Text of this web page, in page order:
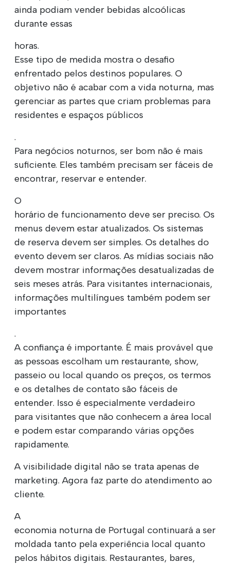
ainda podiam vender bebidas alcoólicas
durante essas
horas.
Esse tipo de medida mostra o desafio
enfrentado pelos destinos populares. O
objetivo não é acabar com a vida noturna, mas
gerenciar as partes que criam problemas para
residentes e espaços públicos
.
Para negócios noturnos, ser bom não é mais
suficiente. Eles também precisam ser fáceis de
encontrar, reservar e entender.
O
horário de funcionamento deve ser preciso. Os
menus devem estar atualizados. Os sistemas
de reserva devem ser simples. Os detalhes do
evento devem ser claros. As mídias sociais não
devem mostrar informações desatualizadas de
seis meses atrás. Para visitantes internacionais,
informações multilíngues também podem ser
importantes
.
A confiança é importante. É mais provável que
as pessoas escolham um restaurante, show,
passeio ou local quando os preços, os termos
e os detalhes de contato são fáceis de
entender. Isso é especialmente verdadeiro
para visitantes que não conhecem a área local
e podem estar comparando várias opções
rapidamente.
A visibilidade digital não se trata apenas de
marketing. Agora faz parte do atendimento ao
cliente.
A
economia noturna de Portugal continuará a ser
moldada tanto pela experiência local quanto
pelos hábitos digitais. Restaurantes, bares,